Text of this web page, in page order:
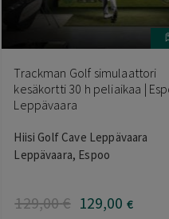
Trackman Golf simulaattori
kesäkortti 30 h peliaikaa |
Leppävaara
Hiisi Golf Cave Leppävaara
Leppävaara, Espoo
129,00€ 129,00 €